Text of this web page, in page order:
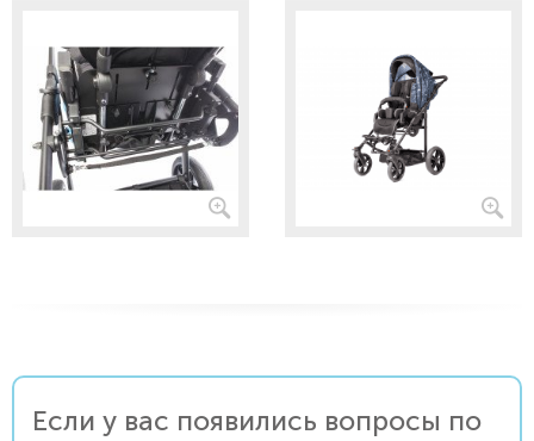
Если у вас появились вопросы по